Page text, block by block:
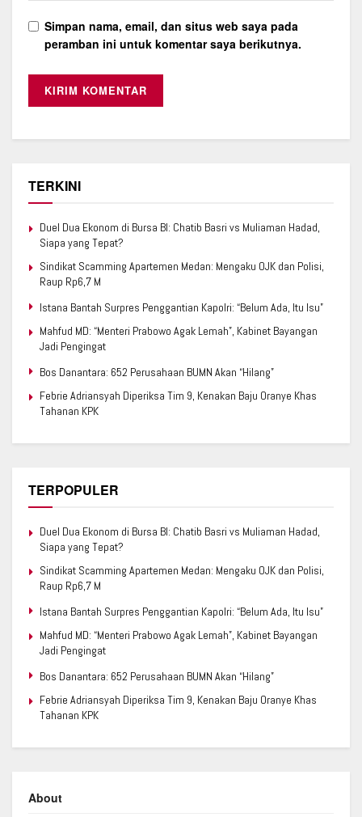
Simpan nama, email, dan situs web saya pada
peramban ini untuk komentar saya berikutnya.
TERKINI
Duel Dua Ekonom di Bursa BI: Chatib Basri vs Muliaman Hadad,
Siapa yang Tepat?
Sindikat Scamming Apartemen Medan: Mengaku OJK dan Polisi,
Raup Rp6,7 M
Istana Bantah Surpres Penggantian Kapolri: “Belum Ada, Itu Isu”
Mahfud MD: “Menteri Prabowo Agak Lemah”, Kabinet Bayangan
Jadi Pengingat
Bos Danantara: 652 Perusahaan BUMN Akan “Hilang”
Febrie Adriansyah Diperiksa Tim 9, Kenakan Baju Oranye Khas
Tahanan KPK
TERPOPULER
Duel Dua Ekonom di Bursa BI: Chatib Basri vs Muliaman Hadad,
Siapa yang Tepat?
Sindikat Scamming Apartemen Medan: Mengaku OJK dan Polisi,
Raup Rp6,7 M
Istana Bantah Surpres Penggantian Kapolri: “Belum Ada, Itu Isu”
Mahfud MD: “Menteri Prabowo Agak Lemah”, Kabinet Bayangan
Jadi Pengingat
Bos Danantara: 652 Perusahaan BUMN Akan “Hilang”
Febrie Adriansyah Diperiksa Tim 9, Kenakan Baju Oranye Khas
Tahanan KPK
About